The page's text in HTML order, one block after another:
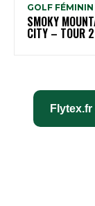
GOLF FÉMININ
SMOKY
CITY – TOUR